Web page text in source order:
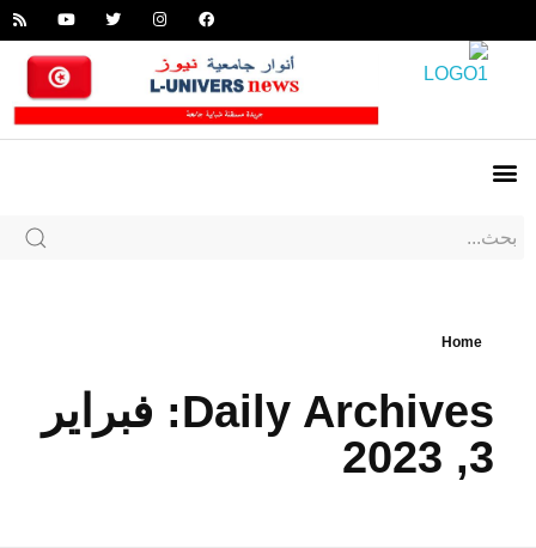
Home
Daily Archives: فبراير
3, 2023